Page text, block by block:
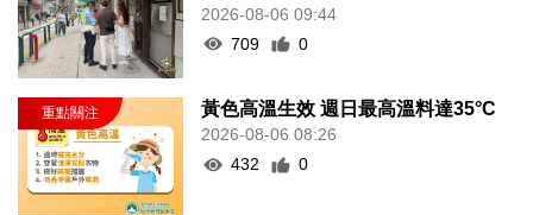
2026-08-06 09:44
709
0
黃色高溫生效 週日最高溫料達35°C
2026-08-06 08:26
432
0